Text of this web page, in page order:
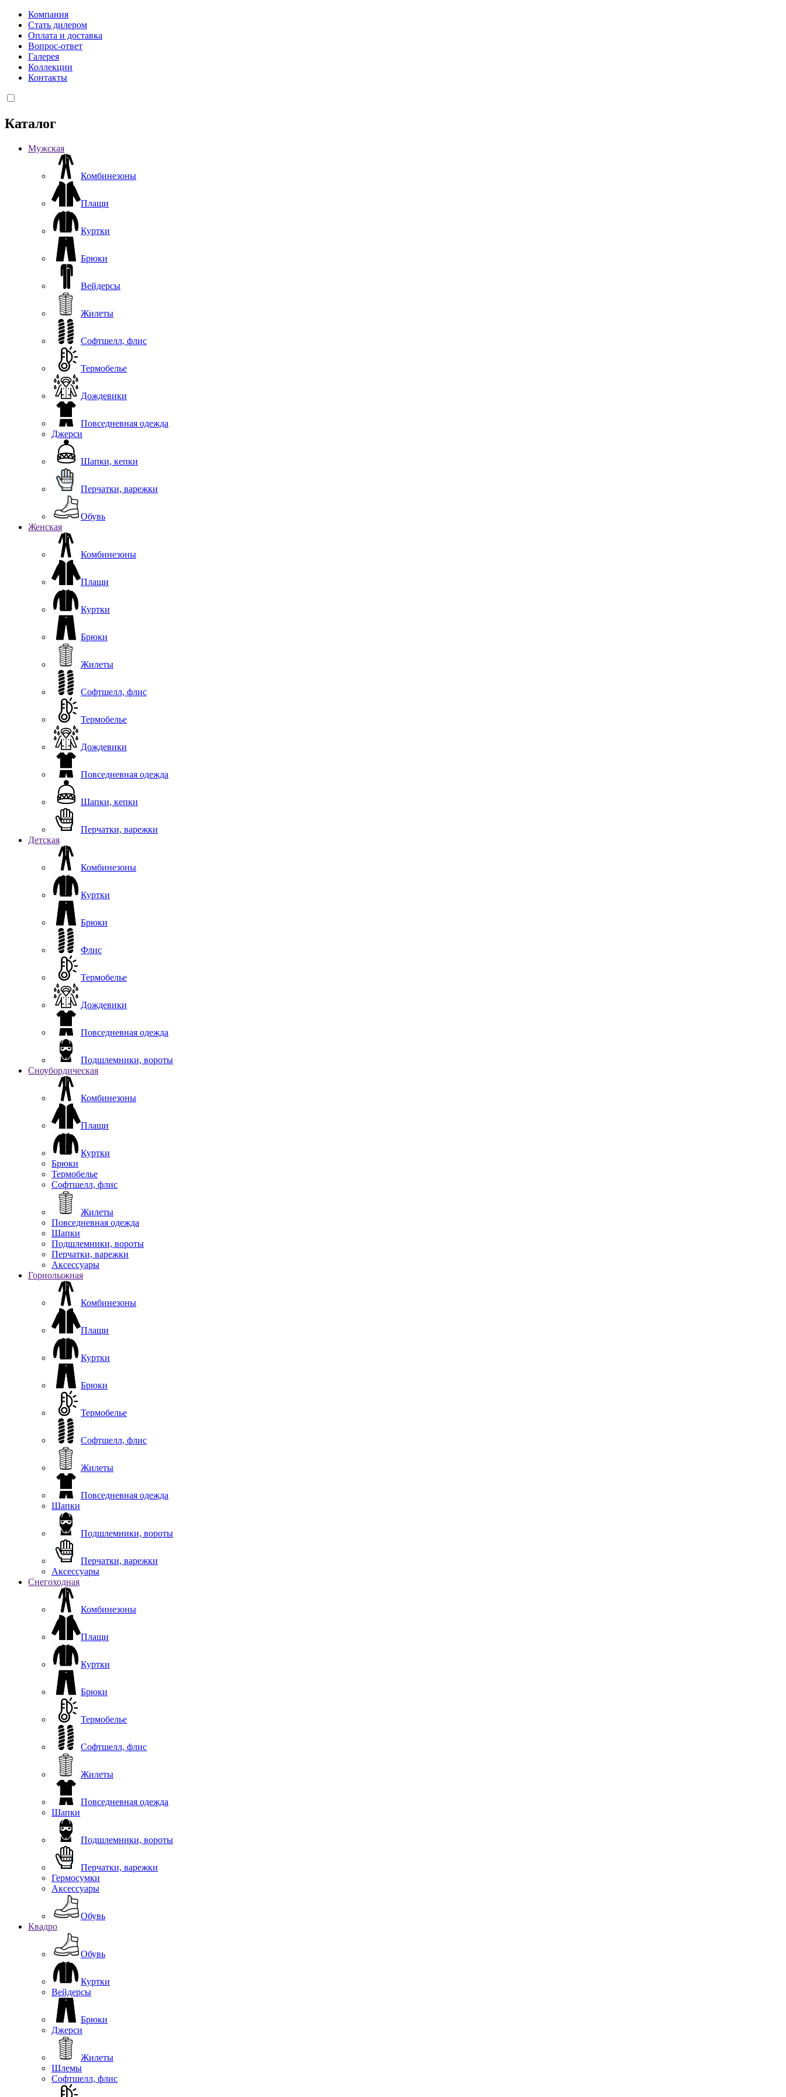
Компания
Стать дилером
Оплата и доставка
Вопрос-ответ
Галерея
Коллекции
Контакты
Каталог
Мужская
Комбинезоны
Плащи
Куртки
Брюки
Вейдерсы
Жилеты
Софтшелл, флис
Термобелье
Дождевики
Повседневная одежда
Джерси
Шапки, кепки
Перчатки, варежки
Обувь
Женская
Комбинезоны
Плащи
Куртки
Брюки
Жилеты
Софтшелл, флис
Термобелье
Дождевики
Повседневная одежда
Шапки, кепки
Перчатки, варежки
Детская
Комбинезоны
Куртки
Брюки
Флис
Термобелье
Дождевики
Повседневная одежда
Подшлемники, вороты
Сноубордическая
Комбинезоны
Плащи
Куртки
Брюки
Термобелье
Софтшелл, флис
Жилеты
Повседневная одежда
Шапки
Подшлемники, вороты
Перчатки, варежки
Аксессуары
Горнолыжная
Комбинезоны
Плащи
Куртки
Брюки
Термобелье
Софтшелл, флис
Жилеты
Повседневная одежда
Шапки
Подшлемники, вороты
Перчатки, варежки
Аксессуары
Снегоходная
Комбинезоны
Плащи
Куртки
Брюки
Термобелье
Софтшелл, флис
Жилеты
Повседневная одежда
Шапки
Подшлемники, вороты
Перчатки, варежки
Гермосумки
Аксессуары
Обувь
Квадро
Обувь
Куртки
Вейдерсы
Брюки
Джерси
Жилеты
Шлемы
Софтшелл, флис